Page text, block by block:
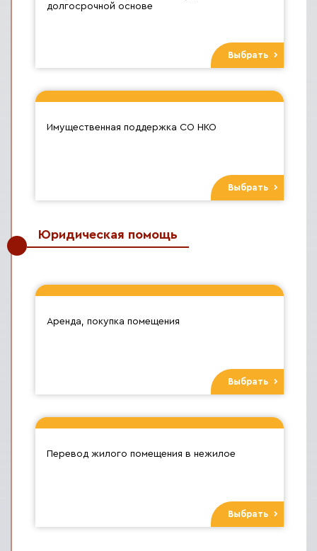
долгосрочной основе
Выбрать
Имущественная поддержка СО НКО
Выбрать
Юридическая помощь
Аренда, покупка помещения
Выбрать
Перевод жилого помещения в нежилое
Выбрать